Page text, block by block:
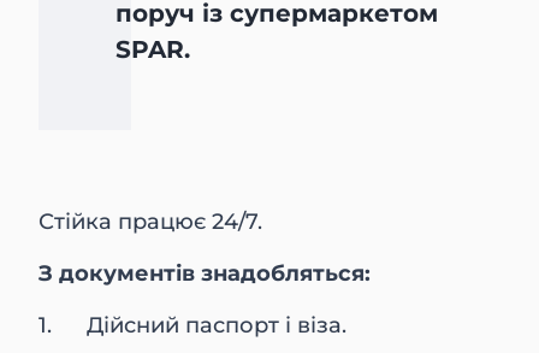
поруч із супермаркетом
SPAR.
Стійка працює 24/7.
З документів знадобляться:
Дійсний паспорт і віза.